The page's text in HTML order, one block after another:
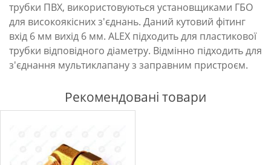
трубки ПВХ, використовуються установщиками ГБО
для високоякісних з'єднань. Даний кутовий фітинг
вхід 6 мм вихід 6 мм. ALEX підходить для пластикової
трубки відповідного діаметру. Відмінно підходить для
з'єднання мультиклапану з заправним пристроєм.
Рекомендовані товари